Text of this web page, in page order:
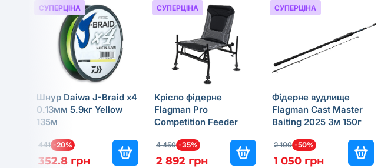
Фідерне вудлище
Flagman Cast Master
Baiting 2025 3м 150г
2 100 -50%
1 050 грн
СУПЕРЦІНА
Крісло фідерне
Flagman Pro
Competition Feeder
4 450 -35%
2 892 грн
СУПЕРЦІНА
Шнур Daiwa J-Braid x4
0.13мм 5.9кг Yellow
135м
441 -20%
352.8 грн
СУПЕРЦІНА